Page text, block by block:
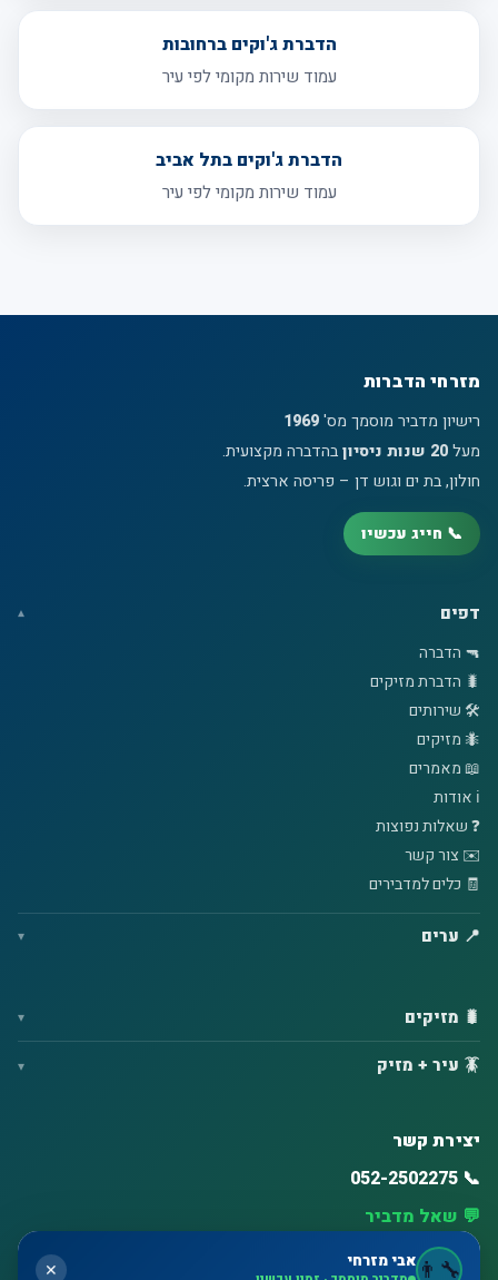
הדברת ג'וקים ברחובות
עמוד שירות מקומי לפי עיר
הדברת ג'וקים בתל אביב
עמוד שירות מקומי לפי עיר
מזרחי הדברות
רישיון מדביר מוסמך מס'1969
מעל20 שנות ניסיון
בהדברה מקצועית.
חולון, בת ים וגוש דן – פריסה ארצית.
📞 חייג עכשיו
דפים
🔫 הדברה
🐛 הדברת מזיקים
🛠️ שירותים
🐜 מזיקים
📖 מאמרים
ℹ️ אודות
❓ שאלות נפוצות
✉️ צור קשר
🧾 כלים למדבירים
📍 ערים
🐛 מזיקים
🪳 עיר + מזיק
יצירת קשר
📞 052-2502275
💬 שאל מדביר
⏰ זמינות גבוהה – ימים א'–ו'
👨‍🔧אבי מזרחי ✕